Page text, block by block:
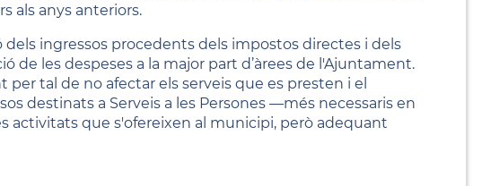
als anys anteriors.
ingressos procedents dels impostos directes i dels
de les despeses a la major part d’àrees de l'Ajuntament.
tal de no afectar els serveis que es presten i el
destinats a Serveis a les Persones —més necessaris en
activitats que s'ofereixen al municipi, però adequant